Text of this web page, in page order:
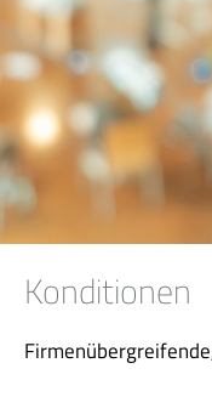
Konditionen